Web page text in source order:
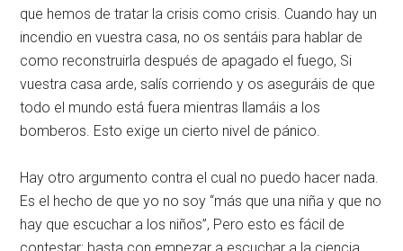
que hemos de tratar la crisis como crisis. Cuando hay un
incendio en vuestra casa, no os sentáis para hablar de
como reconstruirla después de apagado el fuego, Si
vuestra casa arde, salís corriendo y os aseguráis de que
todo el mundo está fuera mientras llamáis a los
bomberos. Esto exige un cierto nivel de pánico.
Hay otro argumento contra el cual no puedo hacer nada.
Es el hecho de que yo no soy “más que una niña y que no
hay que escuchar a los niños”, Pero esto es fácil de